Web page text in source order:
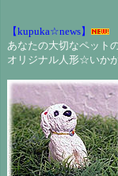
【kupuka☆news】
あなたの大切なペット
オリジナル人形☆いか